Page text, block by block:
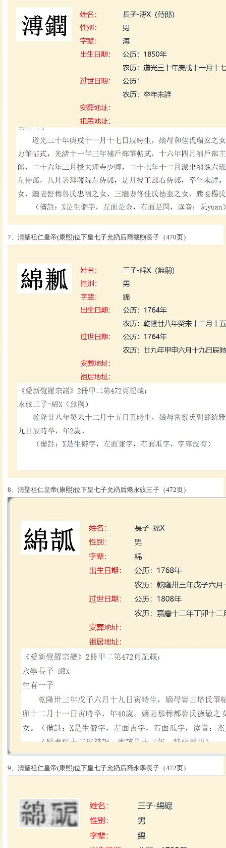
7、淸聖祖仁皇帝(康熙)位下皇七子允礽后裔載煦長子（470页）
8、淸聖祖仁皇帝(康熙)位下皇七子允礽后裔永砇三子（472页）
9、淸聖祖仁皇帝(康熙)位下皇七子允礽后裔永學長子（472页）